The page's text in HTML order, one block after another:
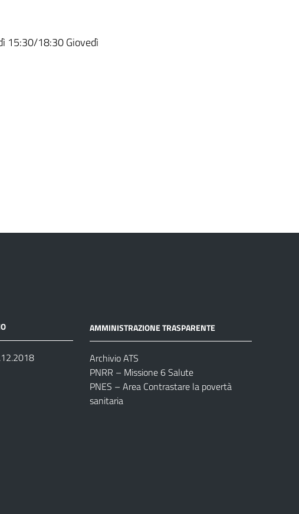
15:30/18:30 Giovedì
AMMINISTRAZIONE TRASPARENTE
Archivio ATS
PNRR – Missione 6 Salute
PNES – Area Contrastare la povertà
sanitaria